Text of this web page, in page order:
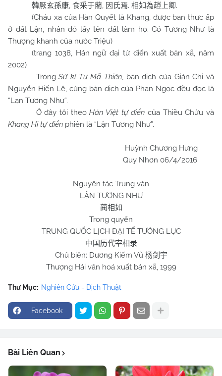
韓厥玄孫康, 食采于藺, 因氏焉. 相如為趙上卿.
(Cháu xa của Hàn Quyết là Khang, được ban thực ấp
ở đất Lận, nhân đó lấy tên đất làm họ. Có Tương Như là
Thượng khanh của nước Triệu)
(trang 1038, Hán ngữ đại từ điển xuất bản xã, năm
2002)
TrongSử kí Tư Mã Thiên, bản dịch của Giản Chi và
Nguyễn Hiến Lê, cùng bản dịch của Phan Ngọc đều đọc là
“Lạn Tương Như”.
Ở đây tôi theoHán Việt tự điển của Thiều Chửu và
Khang Hi tự điển phiên là “Lận Tương Như”.
Huỳnh Chương Hưng
Quy Nhơn 06/4/2016
Nguyên tác Trung văn
LẬN TƯƠNG NHƯ
蔺相如
Trong quyển
TRUNG QUỐC LỊCH ĐẠI TỂ TƯỚNG LỤC
中国历代宰相录
Chủ biên: Dương Kiếm Vũ 杨剑宇
Thượng Hải văn hoá xuất bản xã, 1999
Thư Mục: Nghiên Cứu - Dịch Thuật
Facebook
Bài Liên Quan